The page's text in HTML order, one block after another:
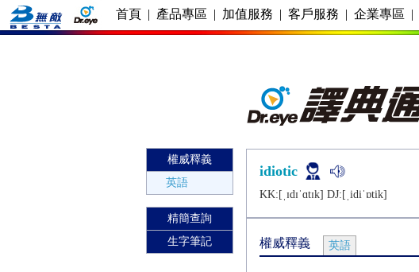
首頁 | 產品專區 | 加值服務 | 客戶服務 | 企業專區 |
權威釋義
英語
精簡查詢
生字筆記
idiotic
KK:[ˌɪdɪˈɑtɪk] DJ:[ˌidiˈɒtik]
權威釋義 英語